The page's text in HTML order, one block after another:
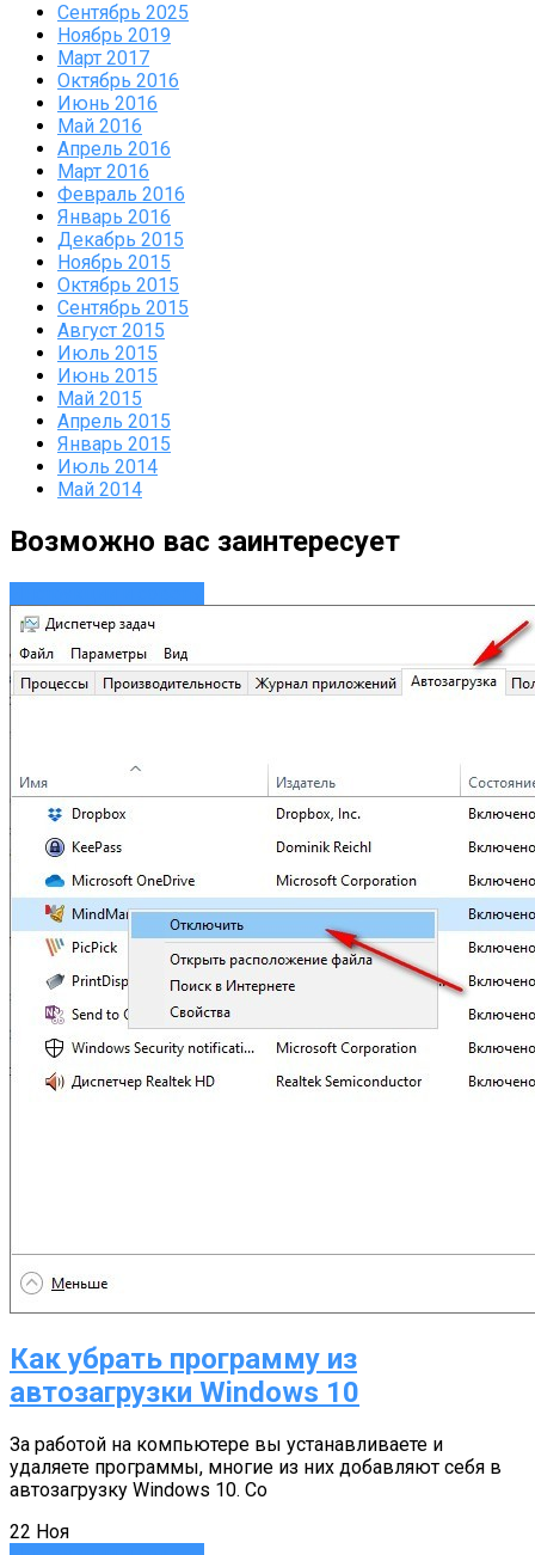
Сентябрь 2025
Ноябрь 2019
Март 2017
Октябрь 2016
Июнь 2016
Май 2016
Апрель 2016
Март 2016
Февраль 2016
Январь 2016
Декабрь 2015
Ноябрь 2015
Октябрь 2015
Сентябрь 2015
Август 2015
Июль 2015
Июнь 2015
Май 2015
Апрель 2015
Январь 2015
Июль 2014
Май 2014
Возможно вас заинтересует
Как убрать программу из
автозагрузки Windows 10
За работой на компьютере вы устанавливаете и
удаляете программы, многие из них добавляют себя в
автозагрузку Windows 10. Со
22 Ноя